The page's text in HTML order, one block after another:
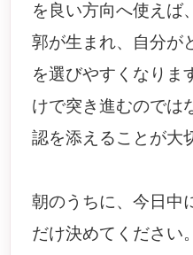
を良い方向へ使えば
郭が生まれ、自分が
を選びやすくなりま
けで突き進むのでは
認を添えることが大
朝のうちに、今日中
だけ決めてください